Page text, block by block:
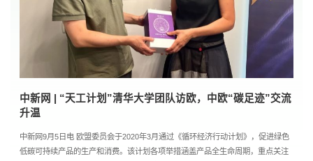
中新网 | “天工计划”清华大学团队访欧，中欧“碳足迹”交流
升温
中新网9月5日电 欧盟委员会于2020年3月通过《循环经济行动计划》，促进绿色
低碳可持续产品的生产和消费。该计划各项举措涵盖产品全生命周期，重点关注